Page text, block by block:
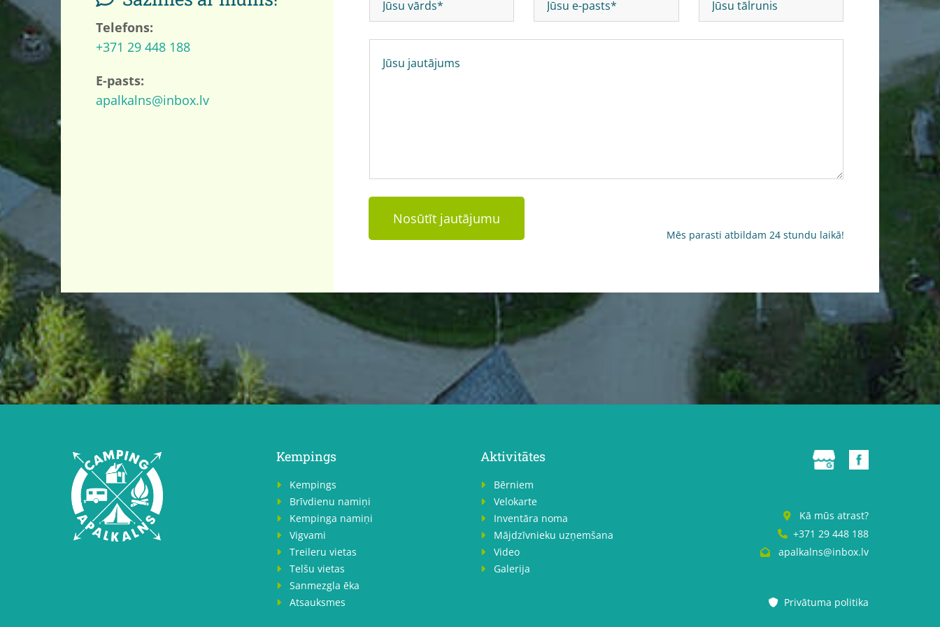
Telefons:
+371 29 448 188
E-pasts:
apalkalns@inbox.lv
Mēs parasti atbildam 24 stundu laikā!
Kempings
 Kempings
 Brīvdienu namiņi
 Kempinga namiņi
 Vigvami
 Treileru vietas
 Telšu vietas
 Sanmezgla ēka
 Atsauksmes
Aktivitātes
 Bērniem
 Velokarte
 Inventāra noma
 Mājdzīvnieku uzņemšana
 Video
 Galerija
 Kā mūs atrast?
 +371 29 448 188
 apalkalns@inbox.lv
 Privātuma politika